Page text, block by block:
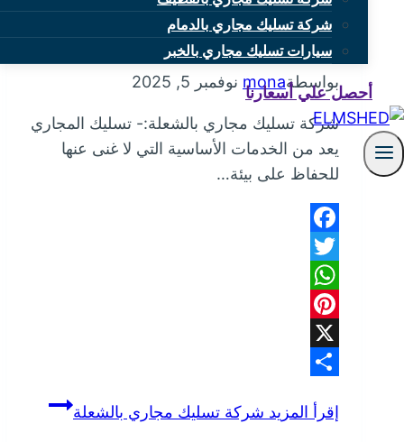
شركة تسليك مجاري بالدمام
سيارات تسليك مجاري بالخبر
أحصل علي أسعارنا
شركة تسليك مجاري بالشعلة
بواسطةmona نوفمبر 5, 2025
شركة تسليك مجاري بالشعلة:- تسليك المجاري
يعد من الخدمات الأساسية التي لا غنى عنها
للحفاظ على بيئة…
Facebook
Twitter
WhatsApp
Pinterest
X
إقرأ المزيد شركة تسليك مجاري بالشعلة